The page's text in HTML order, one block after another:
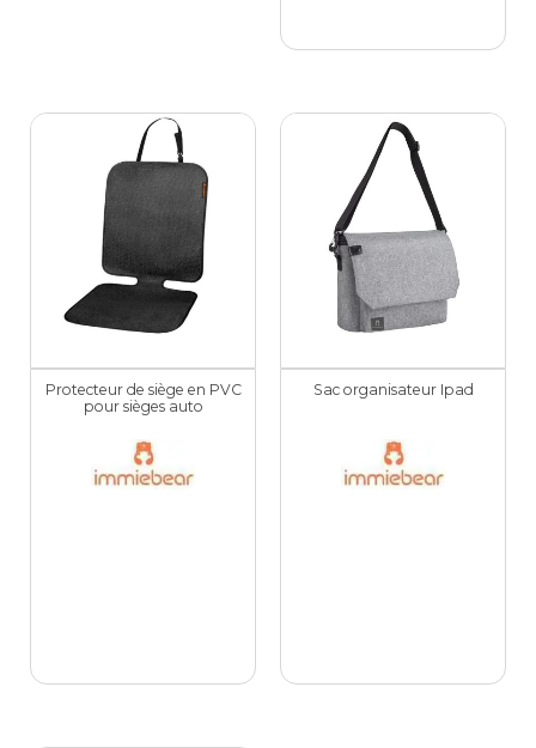
Protecteur de siège en PVC
pour sièges auto
Sac organisateur Ipad